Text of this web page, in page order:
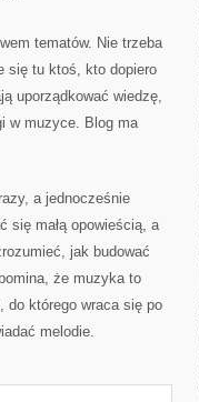
tematów. Nie trzeba
się tu ktoś, kto dopiero
uporządkować wiedzę,
w muzyce. Blog ma
a jednocześnie
się małą opowieścią, a
jak budować
że muzyka to
do którego wraca się po
melodie.